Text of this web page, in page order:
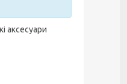
аксесуари